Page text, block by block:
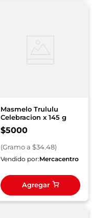
Masmelo Trululu
Celebracion x 145 g
$5000
(Gramoa $34.48)
Vendido por:Mercacentro
Agregar